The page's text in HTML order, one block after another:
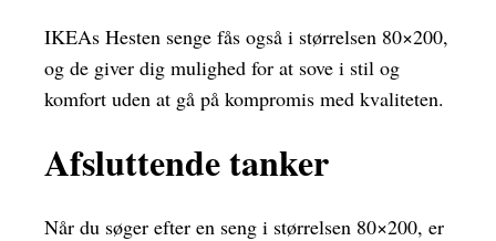
IKEAs Hesten senge fås også i størrelsen 80×200,
og de giver dig mulighed for at sove i stil og
komfort uden at gå på kompromis med kvaliteten.
Afsluttende tanker
Når du søger efter en seng i størrelsen 80×200, er